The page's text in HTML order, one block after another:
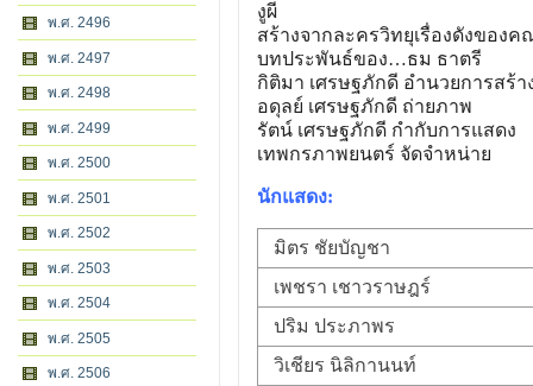
พ.ศ. 2496
พ.ศ. 2497
พ.ศ. 2498
พ.ศ. 2499
พ.ศ. 2500
พ.ศ. 2501
พ.ศ. 2502
พ.ศ. 2503
พ.ศ. 2504
พ.ศ. 2505
พ.ศ. 2506
งูผี
สร้างจากละครวิทยุเรื่องดังของค
บทประพันธ์ของ…ธม ธาตรี
กิติมา เศรษฐภักดี อำนวยการสร้า
อดุลย์ เศรษฐภักดี ถ่ายภาพ
รัตน์ เศรษฐภักดี กำกับการแสดง
เทพกรภาพยนตร์ จัดจำหน่าย
นักแสดง:
มิตร ชัยบัญชา
เพชรา เชาวราษฎร์
ปริม ประภาพร
วิเชียร นิลิกานนท์